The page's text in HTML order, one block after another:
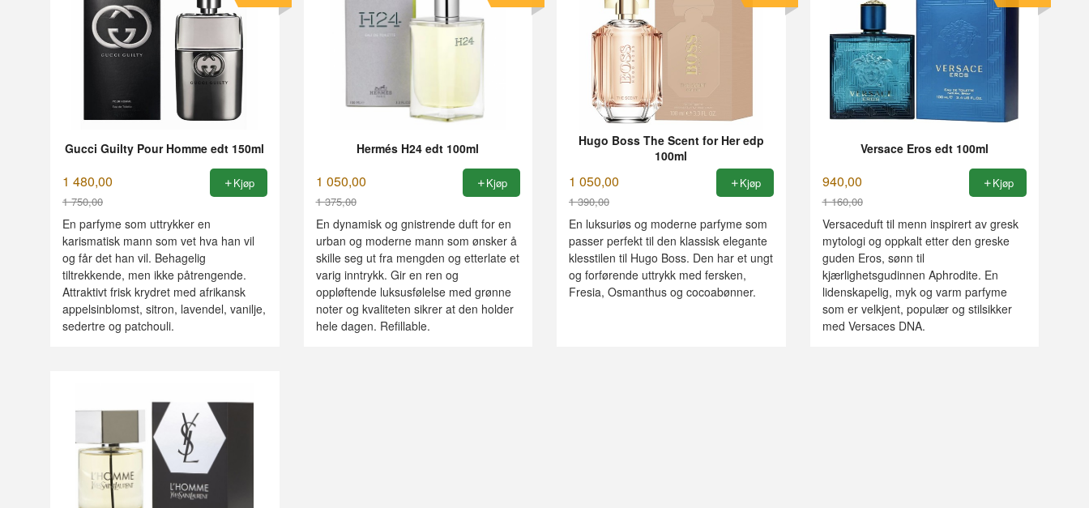
Gucci Guilty Pour Homme edt 150ml
1 480,00
1 750,00
Rabatt
Kjøp
En parfyme som uttrykker en
karismatisk mann som vet hva han vil
og får det han vil. Behagelig
tiltrekkende, men ikke påtrengende.
Attraktivt frisk krydret med afrikansk
appelsinblomst, sitron, lavendel, vanilje,
sedertre og patchouli.
Hermés H24 edt 100ml
1 050,00
1 375,00
Rabatt
Kjøp
En dynamisk og gnistrende duft for en
urban og moderne mann som ønsker å
skille seg ut fra mengden og etterlate et
varig inntrykk. Gir en ren og
oppløftende luksusfølelse med grønne
noter og kvaliteten sikrer at den holder
hele dagen. Refillable.
Hugo Boss The Scent for Her edp
100ml
1 050,00
1 390,00
Rabatt
Kjøp
En luksuriøs og moderne parfyme som
passer perfekt til den klassisk elegante
klesstilen til Hugo Boss. Den har et ungt
og forførende uttrykk med fersken,
Fresia, Osmanthus og cocoabønner.
Versace Eros edt 100ml
940,00
1 160,00
Rabatt
Kjøp
Versaceduft til menn inspirert av gresk
mytologi og oppkalt etter den greske
guden Eros, sønn til
kjærlighetsgudinnen Aphrodite. En
lidenskapelig, myk og varm parfyme
som er velkjent, populær og stilsikker
med Versaces DNA.